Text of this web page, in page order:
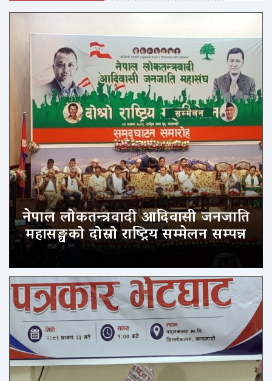
नेपाल लोकतन्त्रवादी आदिवासी जनजाति
महासङ्घको दोस्रो राष्ट्रिय सम्मेलन सम्पन्न